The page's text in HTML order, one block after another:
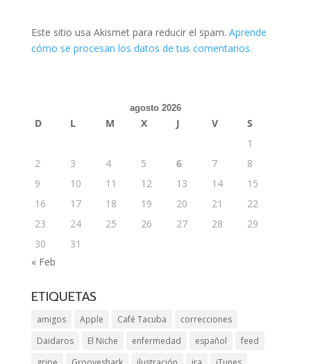
Este sitio usa Akismet para reducir el spam. Aprende
cómo se procesan los datos de tus comentarios.
agosto 2026
D L M X J V
S
1
2
3 4 5 6 7
8
9
10 11 12 13 14
15
16
17 18 19 20 21
22
23
24 25 26 27 28
29
30
31
« Feb
ETIQUETAS
amigos Apple Café Tacuba
correcciones
Daidaros
El Niche enfermedad español
feed